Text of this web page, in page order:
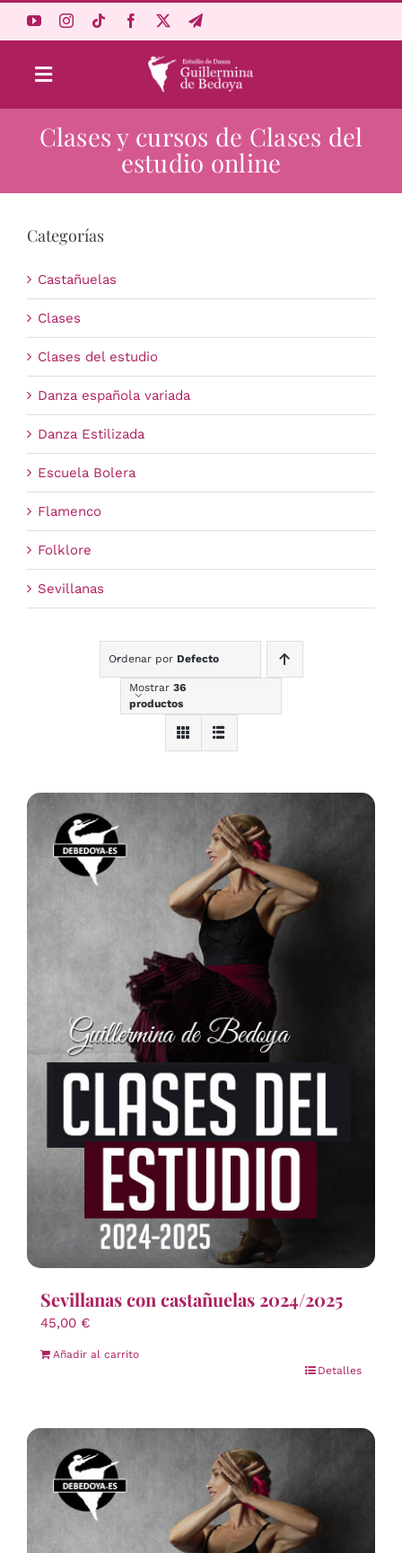
Toggle
Navigation
Aprende Online
Estudio
Carrito
Clases y cursos de Clases del
estudio online
Categorías
Castañuelas
Clases
Clases del estudio
Danza española variada
Danza Estilizada
Escuela Bolera
Flamenco
Folklore
Sevillanas
Ordenar por Defecto
Mostrar 36
productos
Sevillanas con castañuelas 2024/2025
45,00 €
Añadir al carrito
Detalles